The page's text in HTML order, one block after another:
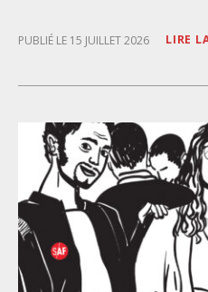
juridique des étrangers
droits fondamentaux des
contreviennent de
déontologiques régissant
l’assistance dont
limitée à trois heures de
quotidienne sauf le
dans les locaux n’étant
PUBLIÉ LE 15 JUILLET 2026 LIRE